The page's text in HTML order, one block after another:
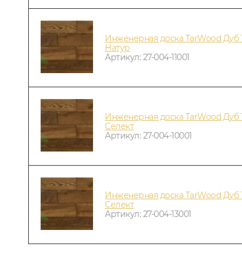
Инженерная доска TarWood Дуб
Натур
Артикул: 27-004-11001
Инженерная доска TarWood Дуб
Селект
Артикул: 27-004-10001
Инженерная доска TarWood Дуб
Селект
Артикул: 27-004-13001